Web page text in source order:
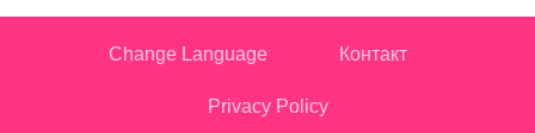
Change Language Контакт
Privacy Policy